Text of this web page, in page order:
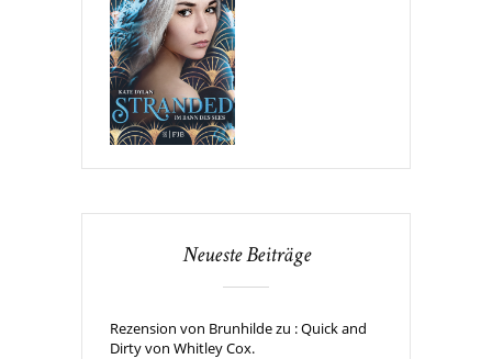
Neueste Beiträge
Rezension von Brunhilde zu : Quick and
Dirty von Whitley Cox.